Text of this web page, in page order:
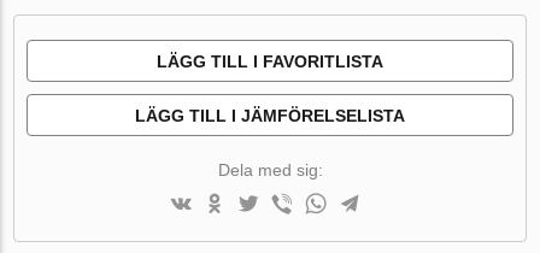
LÄGG TILL I FAVORITLISTA
LÄGG TILL I JÄMFÖRELSELISTA
Dela med sig: